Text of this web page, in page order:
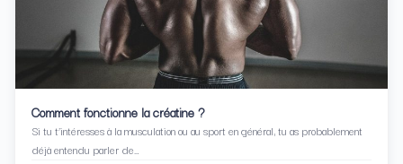
Comment fonctionne la créatine ?
Si tu t’intéresses à la musculation ou au sport en général, tu as probablement
déjà entendu parler de…